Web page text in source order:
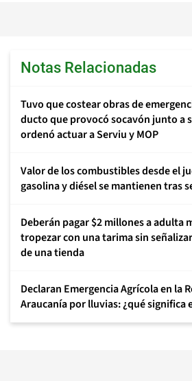
Notas Relacionadas
Tuvo que costear obras de
ducto que provocó socavón junto a
ordenó actuar a Serviu y MOP
Valor de los combustibles desde el
gasolina y diésel se mantienen tras
Deberán pagar $2 millones a adulta
tropezar con una tarima sin
de una tienda
Declaran Emergencia Agrícola en la
Araucanía por lluvias: ¿qué significa